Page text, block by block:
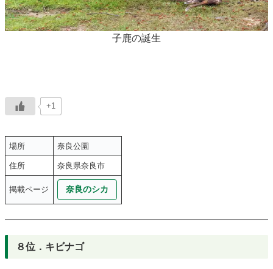
子鹿の誕生
+1
場所 奈良公園
住所 奈良県奈良市
掲載ページ 奈良のシカ
８位．キビナゴ